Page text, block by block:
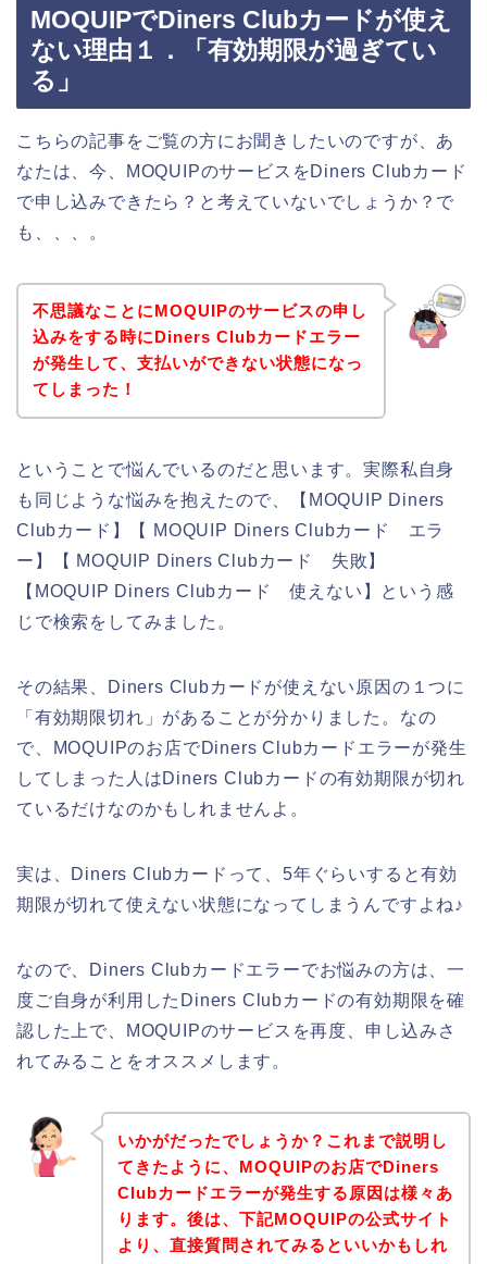
MOQUIPでDiners Clubカードが使え
ない理由１．「有効期限が過ぎてい
る」
こちらの記事をご覧の方にお聞きしたいのですが、あ
なたは、今、MOQUIPのサービスをDiners Clubカード
で申し込みできたら？と考えていないでしょうか？で
も、、、。
不思議なことにMOQUIPのサービスの申し
込みをする時にDiners Clubカードエラー
が発生して、支払いができない状態になっ
てしまった！
ということで悩んでいるのだと思います。実際私自身
も同じような悩みを抱えたので、【MOQUIP Diners
Clubカード】【 MOQUIP Diners Clubカード エラ
ー】【 MOQUIP Diners Clubカード 失敗】
【MOQUIP Diners Clubカード 使えない】という感
じで検索をしてみました。
その結果、Diners Clubカードが使えない原因の１つに
「有効期限切れ」があることが分かりました。なの
で、MOQUIPのお店でDiners Clubカードエラーが発生
してしまった人はDiners Clubカードの有効期限が切れ
ているだけなのかもしれませんよ。
実は、Diners Clubカードって、5年ぐらいすると有効
期限が切れて使えない状態になってしまうんですよね♪
なので、Diners Clubカードエラーでお悩みの方は、一
度ご自身が利用したDiners Clubカードの有効期限を確
認した上で、MOQUIPのサービスを再度、申し込みさ
れてみることをオススメします。
いかがだったでしょうか？これまで説明し
てきたように、MOQUIPのお店でDiners
Clubカードエラーが発生する原因は様々あ
ります。後は、下記MOQUIPの公式サイト
より、直接質問されてみるといいかもしれ